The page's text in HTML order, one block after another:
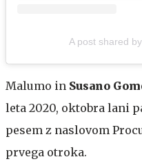
A post shared
Malumo in Susano
leta 2020, oktobra lani
pesem z naslovom
prvega otroka.